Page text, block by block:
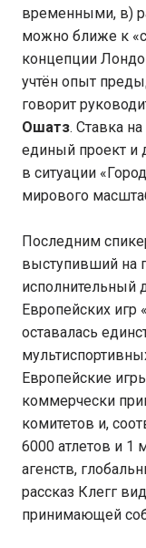
временными, в)
можно ближе к
концепции
учтён опыт
говорит
Ошатз. Ставка
единый проект и
в ситуации
мирового
Последним
выступивший на
исполнительный
Европейских игр
оставалась
Европейские
коммерчески
комитетов и,
6000 атлетов и 1
агенств,
рассказ Клегг
принимающей